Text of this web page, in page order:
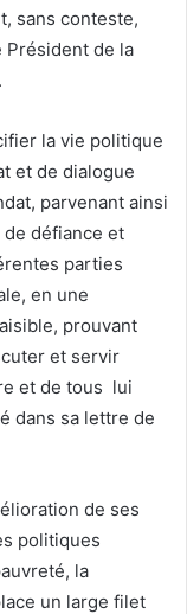
sans conteste,
Président de la
la vie politique
et de dialogue
parvenant ainsi
de défiance et
parties
en une
prouvant
et servir
et de tous lui
dans sa lettre de
de ses
politiques
la
un large filet